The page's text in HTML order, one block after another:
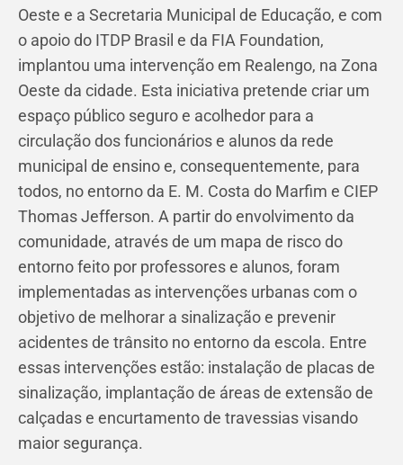
Oeste e a Secretaria Municipal de Educação, e com
o apoio do ITDP Brasil e da FIA Foundation,
implantou uma intervenção em Realengo, na Zona
Oeste da cidade. Esta iniciativa pretende criar um
espaço público seguro e acolhedor para a
circulação dos funcionários e alunos da rede
municipal de ensino e, consequentemente, para
todos, no entorno da E. M. Costa do Marfim e CIEP
Thomas Jefferson. A partir do envolvimento da
comunidade, através de um mapa de risco do
entorno feito por professores e alunos, foram
implementadas as intervenções urbanas com o
objetivo de melhorar a sinalização e prevenir
acidentes de trânsito no entorno da escola. Entre
essas intervenções estão: instalação de placas de
sinalização, implantação de áreas de extensão de
calçadas e encurtamento de travessias visando
maior segurança.